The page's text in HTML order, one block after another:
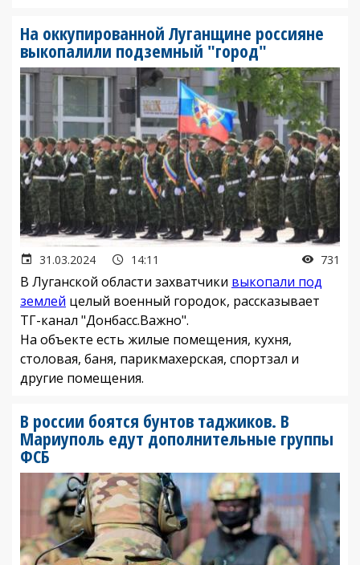
На оккупированной Луганщине россияне
выкопалили подземный "город"
31.03.2024 14:11 731
В Луганской области захватчики выкопали под
землей целый военный городок, рассказывает
ТГ-канал "Донбасс.Важно".
На объекте есть жилые помещения, кухня,
столовая, баня, парикмахерская, спортзал и
другие помещения.
В россии боятся бунтов таджиков. В
Мариуполь едут дополнительные группы
ФСБ